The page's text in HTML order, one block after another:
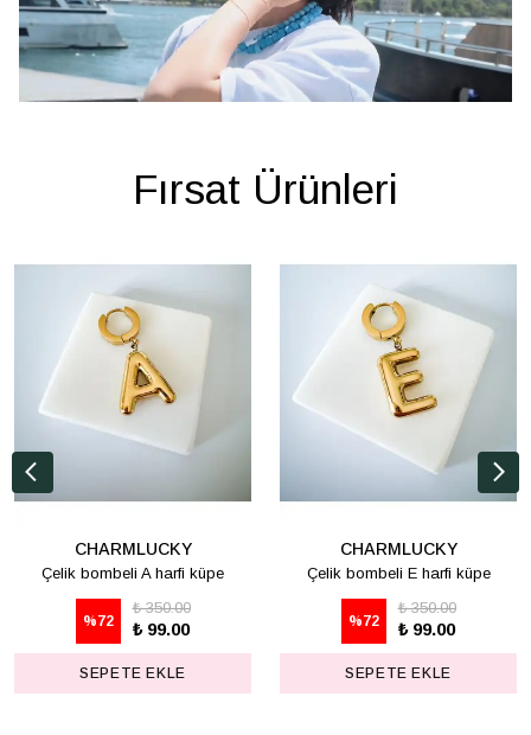
Fırsat Ürünleri
CHARMLUCKY
Çelik bombeli A harfi küpe
%72
₺ 350.00
₺ 99.00
SEPETE EKLE
CHARMLUCKY
Çelik bombeli E harfi küpe
%72
₺ 350.00
₺ 99.00
SEPETE EKLE